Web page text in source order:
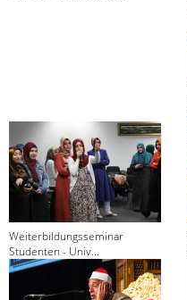
Weiterbildungsseminar
Studenten - Univ...